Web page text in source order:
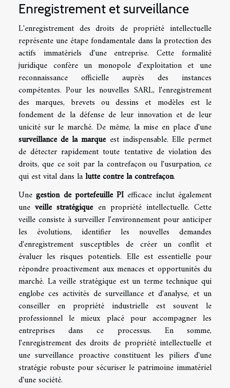
Enregistrement et surveillance
L'enregistrement des droits de propriété intellectuelle
représente une étape fondamentale dans la protection des
actifs immatériels d'une entreprise. Cette formalité
juridique confère un monopole d'exploitation et une
reconnaissance officielle auprès des instances
compétentes. Pour les nouvelles SARL, l'enregistrement
des marques, brevets ou dessins et modèles est le
fondement de la défense de leur innovation et de leur
unicité sur le marché. De même, la mise en place d'une
surveillance de la marqueest indispensable. Elle permet
de détecter rapidement toute tentative de violation des
droits, que ce soit par la contrefaçon ou l'usurpation, ce
qui est vital dans lalutte contre la contrefaçon.
Unegestion de portefeuille PI efficace inclut également
uneveille stratégiqueen propriété intellectuelle. Cette
veille consiste à surveiller l'environnement pour anticiper
les évolutions, identifier les nouvelles demandes
d'enregistrement susceptibles de créer un conflit et
évaluer les risques potentiels. Elle est essentielle pour
répondre proactivement aux menaces et opportunités du
marché. La veille stratégique est un terme technique qui
englobe ces activités de surveillance et d'analyse, et un
conseiller en propriété industrielle est souvent le
professionnel le mieux placé pour accompagner les
entreprises dans ce processus. En somme,
l'enregistrement des droits de propriété intellectuelle et
une surveillance proactive constituent les piliers d'une
stratégie robuste pour sécuriser le patrimoine immatériel
d'une société.